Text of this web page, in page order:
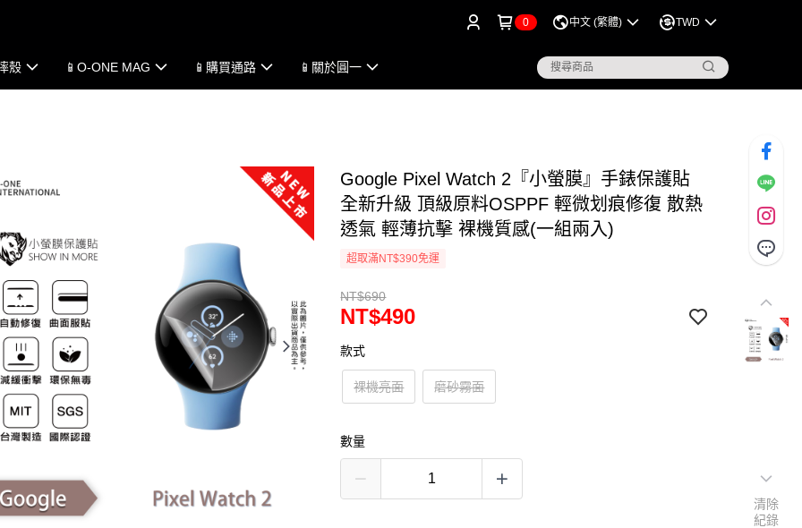
0 中文 (繁體) TWD
殼 📱O-ONE MAG 📱購買通路 📱關於圓一
Google Pixel Watch 2『小螢膜』手錶保護貼
全新升級 頂級原料OSPPF 輕微划痕修復 散熱
透氣 輕薄抗擊 裸機質感(一組兩入)
超取滿NT$390免運
NT$690
NT$490
款式
裸機亮面 磨砂霧面
數量
清除
紀錄